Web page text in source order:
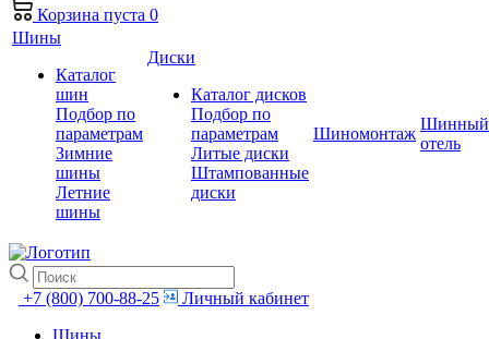
Корзина пуста 0
Шины
Каталог
шин
Подбор по
параметрам
Зимние
шины
Летние
шины
Диски
Каталог дисков
Подбор по
параметрам
Литые диски
Штампованные
диски
Шиномонтаж
Шинный
отель
+7 (800) 700-88-25
Личный кабинет
Шины